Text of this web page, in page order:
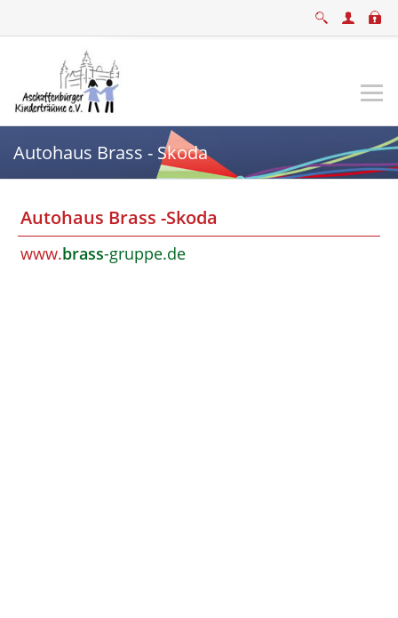
Autohaus Brass - Skoda
Autohaus Brass -Skoda
www.brass-gruppe.de